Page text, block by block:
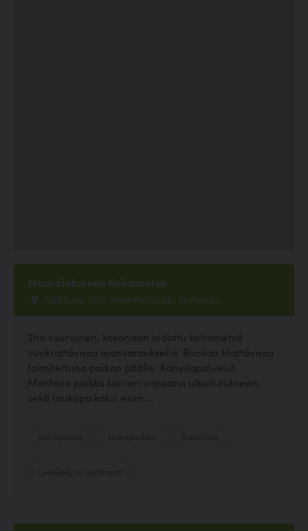
Muurainkorven Koirametsä
Pukkilantie 1067, 16450 Mallusjoki, Orimattila
2ha suuruinen, kokonaan aidattu koirametsä
vuokrattavissa ajanvarauksella. Ruokaa tilattavissa
toimitettuna paikan päälle. Kahvilapalvelut.
Mahtava paikka koirien vapaana ulkoilutukseen,
sekä taukopaikaksi esim....